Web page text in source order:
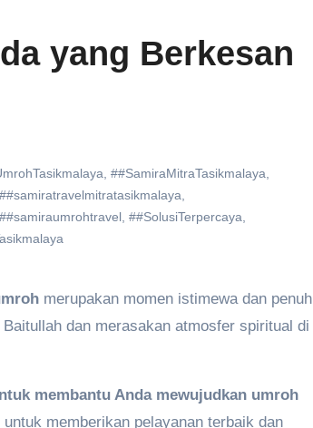
yang Berkesan
##SamiraMitraTasikmalaya
##samiratravelmitratasikmalaya
##samiraumrohtravel ##SolusiTerpercaya
merupakan momen istimewa dan penuh
dan merasakan atmosfer spiritual di
membantu Anda mewujudkan umroh
memberikan pelayanan terbaik dan